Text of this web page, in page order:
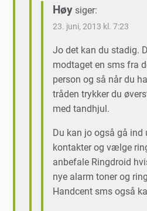
Høy siger:
23. juni, 2013 kl. 7:23
Jo det kan du stadig.
modtaget en sms fra
person og så når du
tråden trykker du
med tandhjul.
Du kan jo også gå ind
kontakter og vælge
anbefale Ringdroid
nye alarm toner og
Handcent sms også